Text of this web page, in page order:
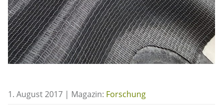
1. August 2017 | Magazin: Forschung